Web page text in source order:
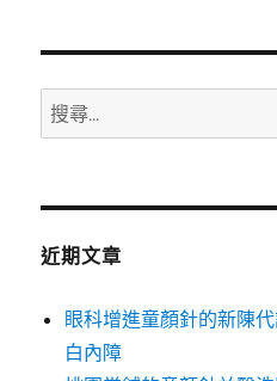
搜
尋
鍵
近期文章
眼科增進童顏針的新陳
白內障